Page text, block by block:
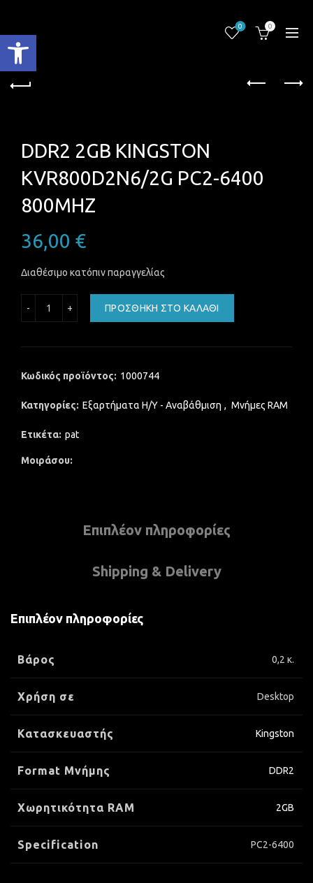
Ανοίξτε τη γραμμή εργαλείων
0 0
DDR2 2GB KINGSTON
KVR800D2N6/2G PC2-6400
800MHZ
36,00 €
Διαθέσιμο κατόπιν παραγγελίας
ΠΡΟΣΘΉΚΗ ΣΤΟ ΚΑΛΆΘΙ
Κωδικός προϊόντος: 1000744
Κατηγορίες: Εξαρτήματα Η/Υ - Αναβάθμιση , Μνήμες RAM
Ετικέτα: pat
Μοιράσου
Επιπλέον πληροφορίες
Shipping & Delivery
Επιπλέον πληροφορίες
Βάρος 0,2 κ.
Χρήση σε Desktop
Κατασκευαστής Kingston
Format Μνήμης DDR2
Xωρητικότητα RAM 2GB
Specification PC2-6400